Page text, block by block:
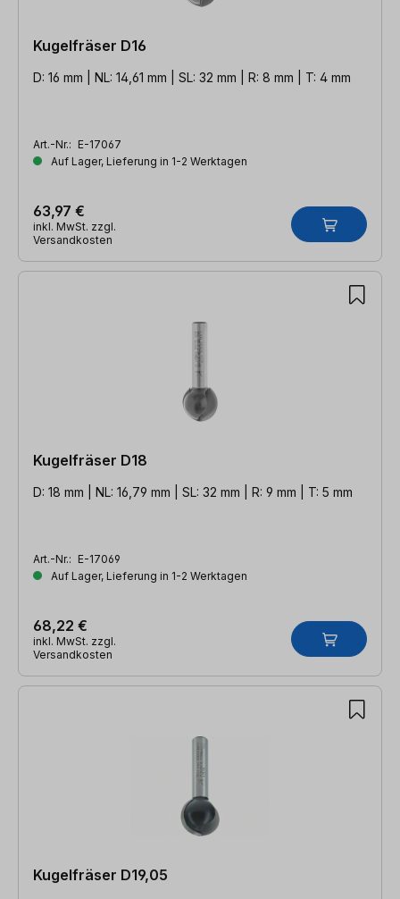
Kugelfräser D16
D: 16 mm | NL: 14,61 mm | SL: 32 mm | R: 8 mm | T: 4 mm
Art.-Nr.: E-17067
Auf Lager, Lieferung in 1-2 Werktagen
63,97 €
inkl. MwSt. zzgl.
Versandkosten
Kugelfräser D18
D: 18 mm | NL: 16,79 mm | SL: 32 mm | R: 9 mm | T: 5 mm
Art.-Nr.: E-17069
Auf Lager, Lieferung in 1-2 Werktagen
68,22 €
inkl. MwSt. zzgl.
Versandkosten
Kugelfräser D19,05